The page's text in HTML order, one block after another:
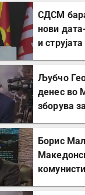
СДСМ
нови
и
Љубчо
денес во
зборува
Борис